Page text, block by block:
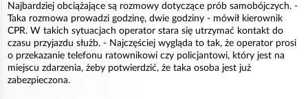
Najbardziej obciążające są rozmowy dotyczące prób samobójczych. -
Taka rozmowa prowadzi godzinę, dwie godziny - mówił kierownik
CPR. W takich sytuacjach operator stara się utrzymać kontakt do
czasu przyjazdu służb. - Najczęściej wygląda to tak, że operator prosi
o przekazanie telefonu ratownikowi czy policjantowi, który jest na
miejscu zdarzenia, żeby potwierdzić, że taka osoba jest już
zabezpieczona.